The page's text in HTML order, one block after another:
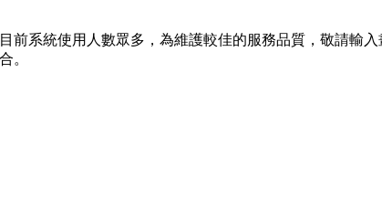
前系統使用人數眾多，為維護較佳的服務品質，敬請輸
。